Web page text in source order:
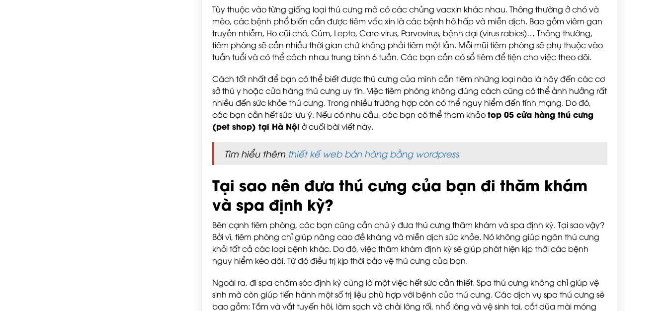
Tùy thuộc vào từng giống loại thú cưng mà có các chủng vacxin khác nhau. Thông thường ở chó và
mèo, các bệnh phổ biến cần được tiêm vắc xin là các bệnh hô hấp và miễn dịch. Bao gồm viêm gan
truyền nhiễm, Ho cũi chó, Cúm, Lepto, Care virus, Parvovirus, bệnh dại (virus rabies)… Thông thường,
tiêm phòng sẽ cần nhiều thời gian chứ không phải tiêm một lần. Mỗi mũi tiêm phòng sẽ phụ thuộc vào
tuần tuổi và có thể cách nhau trung bình 6 tuần. Các bạn cần có sổ tiêm để tiện cho việc theo dõi.
Cách tốt nhất để bạn có thể biết được thú cưng của mình cần tiêm những loại nào là hãy đến các cơ
sở thú y hoặc cửa hàng thú cưng uy tín. Việc tiêm phòng không đúng cách cũng có thể ảnh hưởng rất
nhiều đến sức khỏe thú cưng. Trong nhiều trường hợp còn có thể nguy hiểm đến tính mạng. Do đó,
các bạn cần hết sức lưu ý. Nếu có nhu cầu, các bạn có thể tham khảotop 05 cửa hàng thú cưng
(pet shop) tại Hà Nội ở cuối bài viết này.
Tìm hiểu thêm thiết kế web bán hàng bằng wordpress
Tại sao nên đưa thú cưng của bạn đi thăm khám
và spa định kỳ?
Bên cạnh tiêm phòng, các bạn cũng cần chú ý đưa thú cưng thăm khám và spa định kỳ. Tại sao vậy?
Bởi vì, tiêm phòng chỉ giúp nâng cao đề kháng và miễn dịch sức khỏe. Nó không giúp ngăn thú cưng
khỏi tất cả các loại bệnh khác. Do đó, việc thăm khám định kỳ sẽ giúp phát hiện kịp thời các bệnh
nguy hiểm kéo dài. Từ đó điều trị kịp thời bảo vệ thú cưng của bạn.
Ngoài ra, đi spa chăm sóc định kỳ cũng là một việc hết sức cần thiết. Spa thú cưng không chỉ giúp vệ
sinh mà còn giúp tiến hành một số trị liệu phù hợp với bệnh của thú cưng. Các dịch vụ spa thú cưng sẽ
bao gồm: Tắm và vắt tuyến hôi, làm sạch và chải lông rối, nhổ lông và vệ sinh tai, cắt dũa mài móng